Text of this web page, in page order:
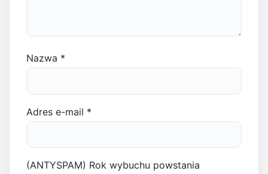
Nazwa *
Adres e-mail *
(ANTYSPAM) Rok wybuchu powstania